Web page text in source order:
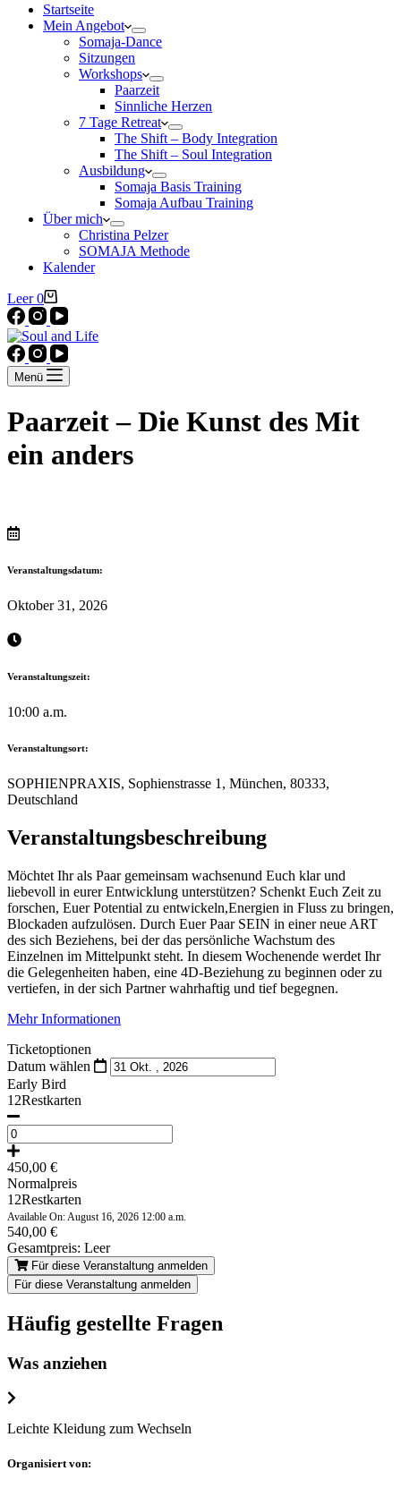
Startseite
Mein Angebot
Somaja-Dance
Sitzungen
Workshops
Paarzeit
Sinnliche Herzen
7 Tage Retreat
The Shift – Body Integration
The Shift – Soul Integration
Ausbildung
Somaja Basis Training
Somaja Aufbau Training
Über mich
Christina Pelzer
SOMAJA Methode
Kalender
Warenkorb
Leer 0
Menü
Paarzeit – Die Kunst des Mit
ein anders
Veranstaltungsdatum:
Oktober 31, 2026
Veranstaltungszeit:
10:00 a.m.
Veranstaltungsort:
SOPHIENPRAXIS, Sophienstrasse 1, München, 80333,
Deutschland
Veranstaltungsbeschreibung
Möchtet Ihr als Paar gemeinsam wachsenund Euch klar und
liebevoll in eurer Entwicklung unterstützen? Schenkt Euch Zeit zu
forschen, Euer Potential zu entwickeln,Energien in Fluss zu bringen,
Blockaden aufzulösen. Durch Euer Paar SEIN in einer neue ART
des sich Beziehens, bei der das persönliche Wachstum des
Einzelnen im Mittelpunkt steht. In diesem Wochenende werdet Ihr
die Gelegenheiten haben, eine 4D-Beziehung zu beginnen oder zu
vertiefen, in der sich Partner wahrhaftig und tief begegnen.
Mehr Informationen
Ticketoptionen
Datum wählen
Early Bird
12Restkarten
450,00 €
Normalpreis
12Restkarten
Available On: August 16, 2026 12:00 a.m.
540,00 €
Gesamtpreis: Leer
Für diese Veranstaltung anmelden
Für diese Veranstaltung anmelden
Häufig gestellte Fragen
Was anziehen
Leichte Kleidung zum Wechseln
Organisiert von: